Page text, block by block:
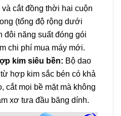
cắt đồng thời hai cuộn
(tổng độ rộng dưới
đôi năng suất đóng gói
chi phí mua máy mới.
kim siêu bền: Bộ dao
hợp kim sắc bén có khả
cắt mọi bề mặt mà không
xơ tưa đầu băng dính.